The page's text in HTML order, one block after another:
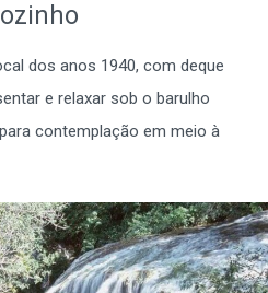
dos anos 1940, com deque
e relaxar sob o barulho
contemplação em meio à